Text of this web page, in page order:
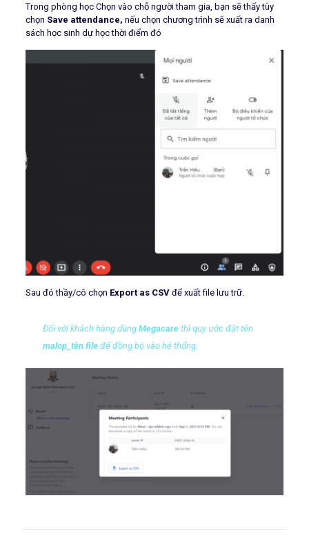
Trong phòng học Chọn vào chỗ người tham gia, bạn sẽ thấy tùy
chọn Save attendance, nếu chọn chương trình sẽ xuất ra danh
sách học sinh dự học thời điểm đó
Sau đó thầy/cô chọn Export as CSVđể xuất file lưu trữ.
Đối với khách hàng dùng Megacarethì quy ước đặt tên
malop_tên fileđể đồng bộ vào hệ thống.